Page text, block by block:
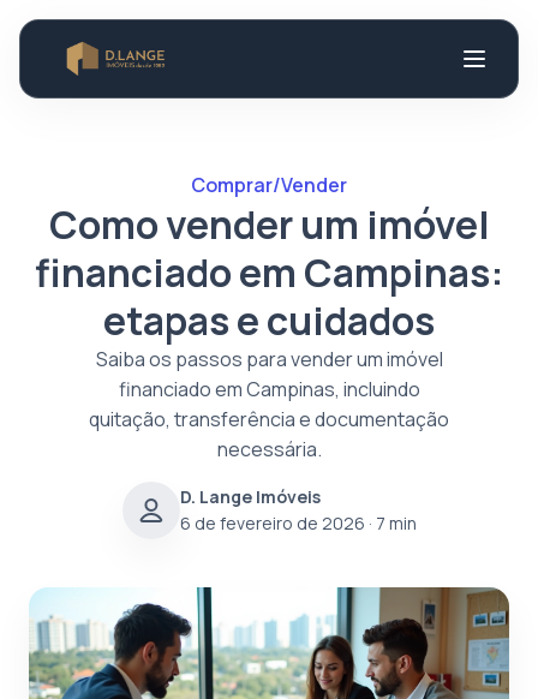
Comprar/Vender
Como vender um imóvel
financiado em Campinas:
etapas e cuidados
Saiba os passos para vender um imóvel
financiado em Campinas, incluindo
quitação, transferência e documentação
necessária.
D. Lange Imóveis
6 de fevereiro de 2026 · 7 min